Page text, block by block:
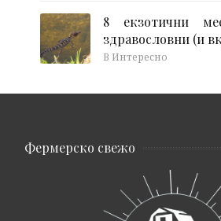
8 екзотични
здравословни (и
В Интересно
Фермерско свежо